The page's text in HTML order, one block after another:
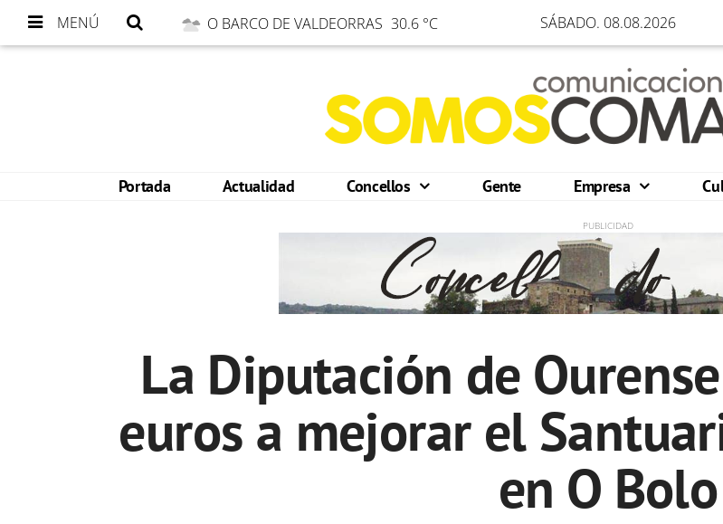
MENÚ O BARCO DE VALDEORRAS 30.6 °C SÁBADO. 08.08.2026
Portada Actualidad Concellos Gente Empresa
La Diputación de
euros a mejorar el
en O Bolo